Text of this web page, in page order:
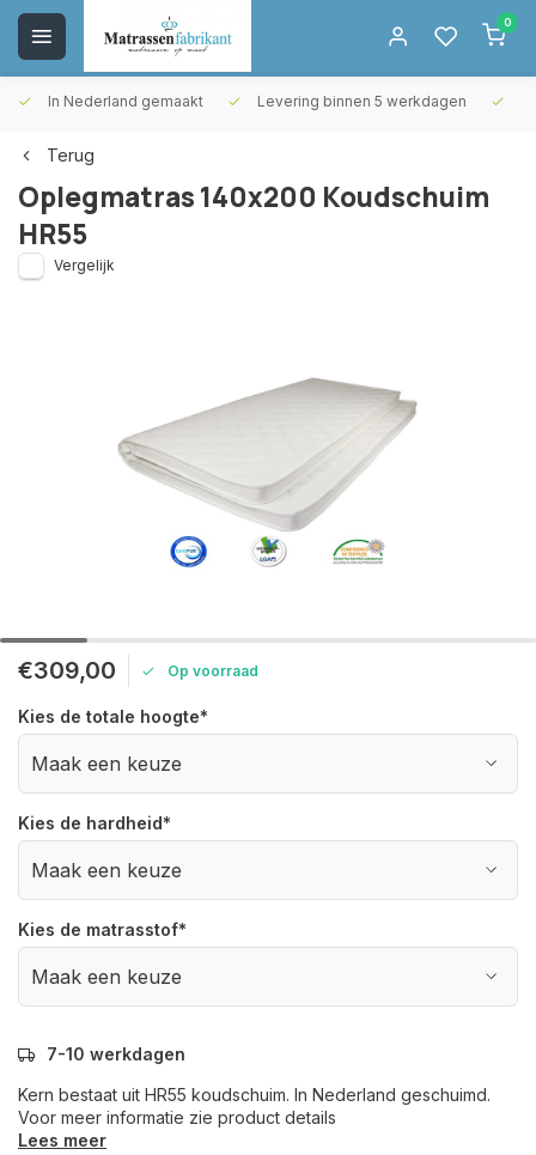
0
In Nederland gemaakt Levering binnen 5 werkdagen
Terug
Oplegmatras 140x200 Koudschuim
HR55
Vergelijk
€309,00 Op voorraad
Kies de totale hoogte*
Kies de hardheid*
Kies de matrasstof*
7-10 werkdagen
Kern bestaat uit HR55 koudschuim. In Nederland geschuimd.
Voor meer informatie zie product details
Lees meer